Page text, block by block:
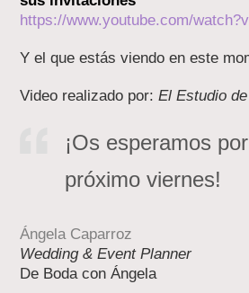
https://www.youtube.com/
Y el que estás viendo en este
Video realizado por:El Estudio
¡Os esperamos
próximo viernes!
Ángela Caparroz
Wedding & Event Planner
De Boda con Ángela